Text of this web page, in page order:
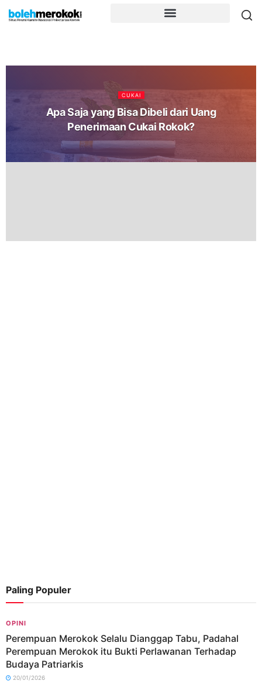
CUKAI
Apa Saja yang Bisa Dibeli dari Uang
Penerimaan Cukai Rokok?
Paling Populer
OPINI
Perempuan Merokok Selalu Dianggap Tabu, Padahal
Perempuan Merokok itu Bukti Perlawanan Terhadap
Budaya Patriarkis
20/01/2026